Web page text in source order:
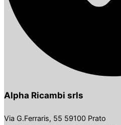
Alpha Ricambi srls
Via G.Ferraris, 55 59100 Prato